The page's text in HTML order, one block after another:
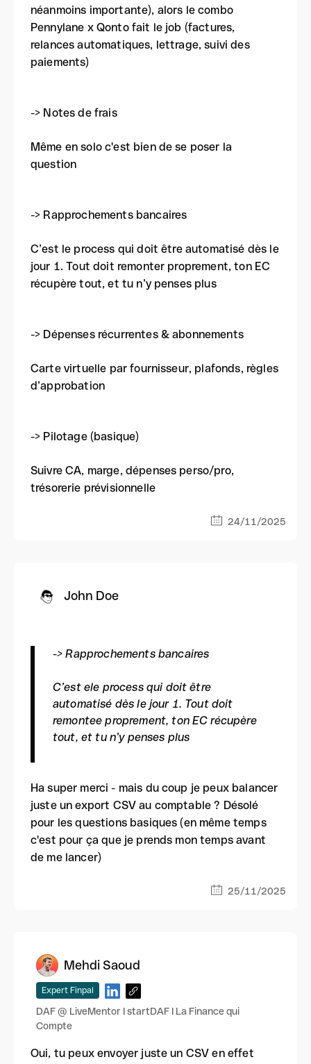
néanmoins importante), alors le combo
Pennylane x Qonto fait le job (factures,
relances automatiques, lettrage, suivi des
paiements)
-> Notes de frais
Même en solo c'est bien de se poser la
question
-> Rapprochements bancaires
C’est le process qui doit être automatisé dès le
jour 1. Tout doit remonter proprement, ton EC
récupère tout, et tu n’y penses plus
-> Dépenses récurrentes & abonnements
Carte virtuelle par fournisseur, plafonds, règles
d’approbation
-> Pilotage (basique)
Suivre CA, marge, dépenses perso/pro,
trésorerie prévisionnelle
24/11/2025
John Doe
-> Rapprochements bancaires
C’est ele process qui doit être
automatisé dès le jour 1. Tout doit
remontee proprement, ton EC récupère
tout, et tu n’y penses plus
Ha super merci - mais du coup je peux balancer
juste un export CSV au comptable ? Désolé
pour les questions basiques (en même temps
c'est pour ça que je prends mon temps avant
de me lancer)
25/11/2025
Mehdi Saoud
Expert Finpal
DAF @ LiveMentor I startDAF I La Finance qui
Compte
Oui, tu peux envoyer juste un CSV en effet